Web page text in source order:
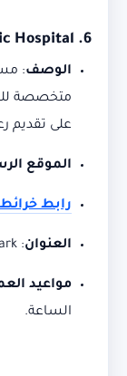
6.
Hospital
الوصف:
متخصصة
على تقديم
الموقع
رابط
العنوان:
مواعيد
الساعة.